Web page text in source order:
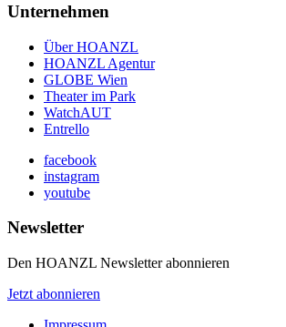
Unternehmen
Über HOANZL
HOANZL Agentur
GLOBE Wien
Theater im Park
WatchAUT
Entrello
facebook
instagram
youtube
Newsletter
Den HOANZL Newsletter abonnieren
Jetzt abonnieren